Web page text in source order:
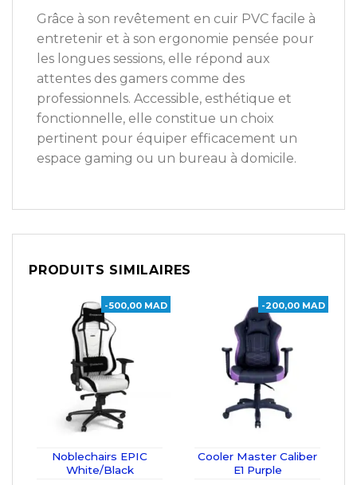
Grâce à son revêtement en cuir PVC facile à
entretenir et à son ergonomie pensée pour
les longues sessions, elle répond aux
attentes des gamers comme des
professionnels. Accessible, esthétique et
fonctionnelle, elle constitue un choix
pertinent pour équiper efficacement un
espace gaming ou un bureau à domicile.
PRODUITS SIMILAIRES
-500,00 MAD
Noblechairs EPIC
White/Black
-200,00 MAD
Cooler Master Caliber
E1 Purple